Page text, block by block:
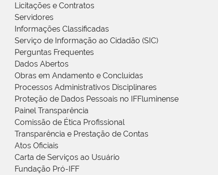
Licitações e Contratos
Servidores
Informações Classificadas
Serviço de Informação ao Cidadão (SIC)
Perguntas Frequentes
Dados Abertos
Obras em Andamento e Concluídas
Processos Administrativos Disciplinares
Proteção de Dados Pessoais no IFFluminense
Painel Transparência
Comissão de Ética Profissional
Transparência e Prestação de Contas
Atos Oficiais
Carta de Serviços ao Usuário
Fundação Pró-IFF